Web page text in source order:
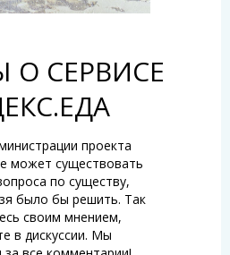
О СЕРВИСЕ
проекта
может существовать
по существу,
было бы решить. Так
своим мнением,
в дискуссии. Мы